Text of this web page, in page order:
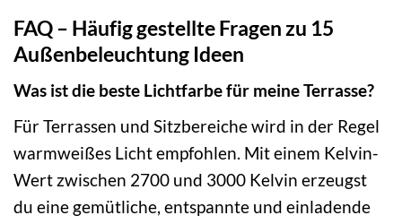
FAQ – Häufig gestellte Fragen zu 15
Außenbeleuchtung Ideen
Was ist die beste Lichtfarbe für meine Terrasse?
Für Terrassen und Sitzbereiche wird in der Regel
warmweißes Licht empfohlen. Mit einem Kelvin-
Wert zwischen 2700 und 3000 Kelvin erzeugst
du eine gemütliche, entspannte und einladende